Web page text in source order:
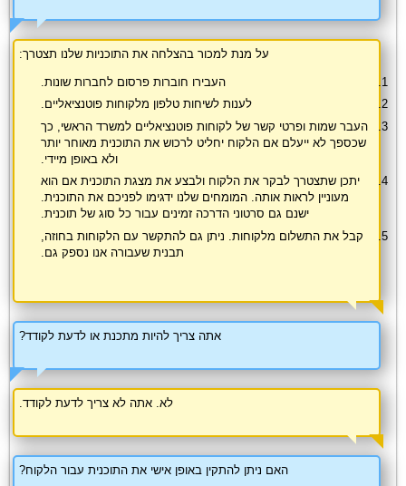
על מנת למכור בהצלחה את התוכניות שלנו תצטרך:
העבירו חוברות פרסום לחברות שונות.
לענות לשיחות טלפון מלקוחות פוטנציאליים.
העבר שמות ופרטי קשר של לקוחות פוטנציאליים למשרד הראשי, כך
שכספך לא ייעלם אם הלקוח יחליט לרכוש את התוכנית מאוחר יותר
ולא באופן מיידי.
יתכן שתצטרך לבקר את הלקוח ולבצע את מצגת התוכנית אם הוא
מעוניין לראות אותה. המומחים שלנו ידגימו לפניכם את התוכנית.
ישנם גם סרטוני הדרכה זמינים עבור כל סוג של תוכנית.
קבל את התשלום מלקוחות. ניתן גם להתקשר עם הלקוחות בחוזה,
תבנית שעבורה אנו נספק גם.
אתה צריך להיות מתכנת או לדעת לקודד?
לא. אתה לא צריך לדעת לקודד.
האם ניתן להתקין באופן אישי את התוכנית עבור הלקוח?